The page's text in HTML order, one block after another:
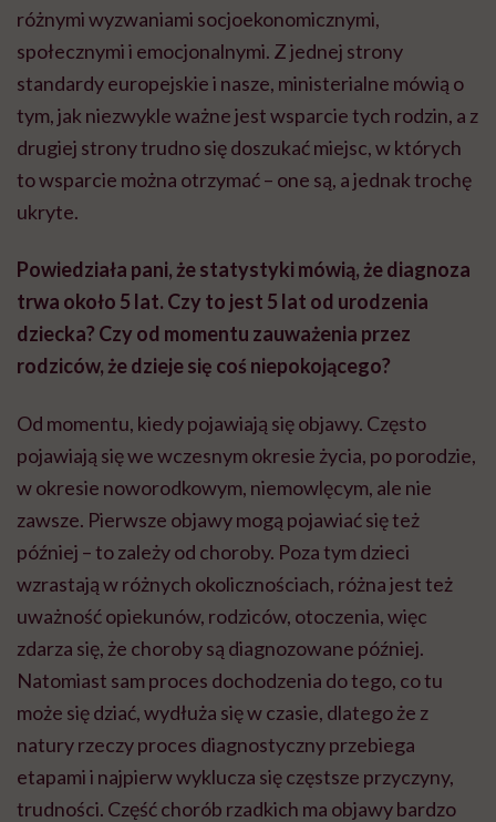
różnymi wyzwaniami socjoekonomicznymi,
społecznymi i emocjonalnymi. Z jednej strony
standardy europejskie i nasze, ministerialne mówią o
tym, jak niezwykle ważne jest wsparcie tych rodzin, a z
drugiej strony trudno się doszukać miejsc, w których
to wsparcie można otrzymać – one są, a jednak trochę
ukryte.
Powiedziała pani, że statystyki mówią, że diagnoza
trwa około 5 lat. Czy to jest 5 lat od urodzenia
dziecka? Czy od momentu zauważenia przez
rodziców, że dzieje się coś niepokojącego?
Od momentu, kiedy pojawiają się objawy. Często
pojawiają się we wczesnym okresie życia, po porodzie,
w okresie noworodkowym, niemowlęcym, ale nie
zawsze. Pierwsze objawy mogą pojawiać się też
później – to zależy od choroby. Poza tym dzieci
wzrastają w różnych okolicznościach, różna jest też
uważność opiekunów, rodziców, otoczenia, więc
zdarza się, że choroby są diagnozowane później.
Natomiast sam proces dochodzenia do tego, co tu
może się dziać, wydłuża się w czasie, dlatego że z
natury rzeczy proces diagnostyczny przebiega
etapami i najpierw wyklucza się częstsze przyczyny,
trudności. Część chorób rzadkich ma objawy bardzo